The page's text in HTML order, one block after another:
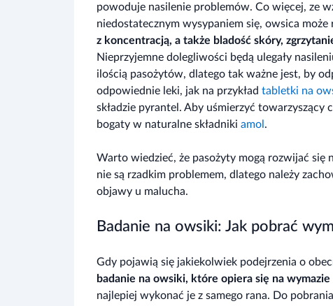
powoduje nasilenie problemów. Co więcej, ze
niedostatecznym wysypaniem się, owsica
z koncentracją, a także bladość skóry,
Nieprzyjemne dolegliwości będą ulegały
ilością pasożytów, dlatego tak ważne jest, by
odpowiednie leki, jak na przykład tabletki na
składzie pyrantel. Aby uśmierzyć
bogaty w naturalne składniki amol .
Warto wiedzieć, że pasożyty mogą rozwijać się
nie są rzadkim problemem, dlatego należy
objawy u malucha.
Badanie na owsiki: Jak pobrać
Gdy pojawią się jakiekolwiek podejrzenia o
badanie na owsiki, które opiera się na wymazie
najlepiej wykonać je z samego rana. Do